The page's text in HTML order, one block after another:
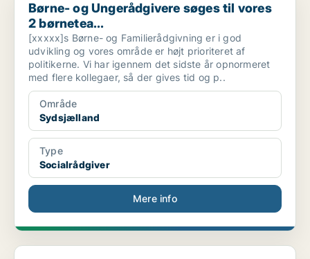
Børne- og Ungerådgivere søges til vores
2 børnetea...
[xxxxx]s Børne- og Familierådgivning er i god
udvikling og vores område er højt prioriteret af
politikerne. Vi har igennem det sidste år opnormeret
med flere kollegaer, så der gives tid og p..
Område
Sydsjælland
Type
Socialrådgiver
Mere info
Børne- og Ungerådgivere søges til vores børnehandi...